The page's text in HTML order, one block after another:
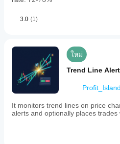
3.0 (1)
ใหม่
Trend Line
It monitors trend lines on price
alerts and optionally places trades